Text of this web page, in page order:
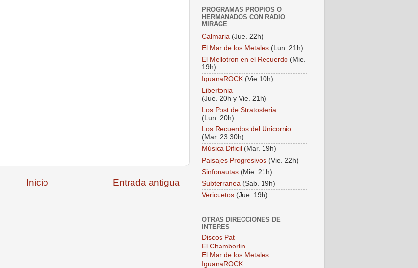
Entrada antigua
Inicio
PROGRAMAS PROPIOS O
HERMANADOS CON RADIO
MIRAGE
Calmaria (Jue. 22h)
El Mar de los Metales (Lun. 21h)
El Mellotron en el Recuerdo (Mie.
19h)
IguanaROCK (Vie 10h)
Libertonia
(Jue. 20h y Vie. 21h)
Los Post de Stratosferia
(Lun. 20h)
Los Recuerdos del Unicornio
(Mar. 23:30h)
Música Dificil (Mar. 19h)
Paisajes Progresivos (Vie. 22h)
Sinfonautas (Mie. 21h)
Subterranea (Sab. 19h)
Vericuetos (Jue. 19h)
OTRAS DIRECCIONES DE
INTERES
Discos Pat
El Chamberlin
El Mar de los Metales
IguanaROCK